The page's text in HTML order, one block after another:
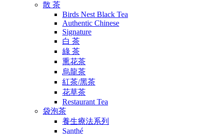
散 茶
Birds Nest Black Tea
Authentic Chinese
Signature
白 茶
綠 茶
熏花茶
烏龍茶
紅茶/黑茶
花草茶
Restaurant Tea
袋泡茶
養生療法系列
Santhé